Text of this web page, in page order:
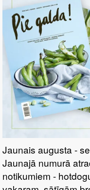
Jaunais augusta -
Jaunajā numurā
notikumiem -